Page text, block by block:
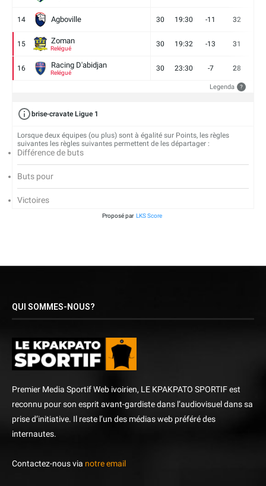
14 Agboville 30 19:30 -11 32
15 Zoman
Relégué
30 19:32 -13 31
16 Racing D'abidjan
Relégué
30 23:30 -7 28
Legenda ?
brise-cravate Ligue 1
Lorsque deux équipes (ou plus) sont à égalité sur Points, les règles
suivantes les règles suivantes permettent de les départager :
Différence de buts
Buts pour
Victoires
Proposé par LKS Score
QUI SOMMES-NOUS?
Premier Media Sportif Web ivoirien, LE KPAKPATO SPORTIF est
reconnu pour son esprit avant-gardiste dans l’audiovisuel dans sa
prise d’initiative. Il reste l’un des médias web préféré des
internautes.
Contactez-nous via notre email